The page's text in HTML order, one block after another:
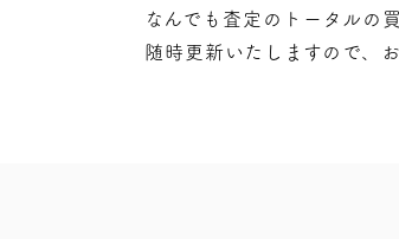
なんでも査定のトータルの
随時更新いたしますので、